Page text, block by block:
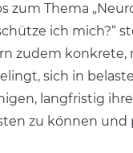
zum Thema
ich mich?“
zudem konkrete,
sich in
langfristig
zu können und